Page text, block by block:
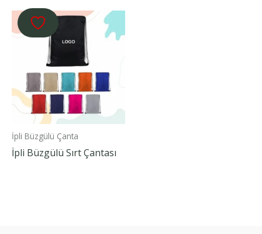
İpli Büzgülü Çanta
İpli Büzgülü Sırt Çantası